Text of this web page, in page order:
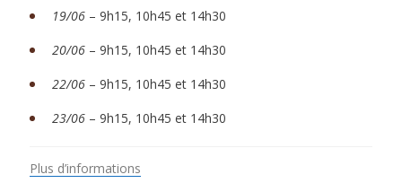
19/06 – 9h15, 10h45 et 14h30
20/06 – 9h15, 10h45 et 14h30
22/06 – 9h15, 10h45 et 14h30
23/06 – 9h15, 10h45 et 14h30
Plus d’informations